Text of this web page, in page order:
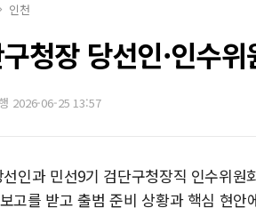
인천
청장 당선인·인수
2026-06-25 13:57
인과 민선9기 검단구청장직 인수위
고를 받고 출범 준비 상황과 핵심 현안